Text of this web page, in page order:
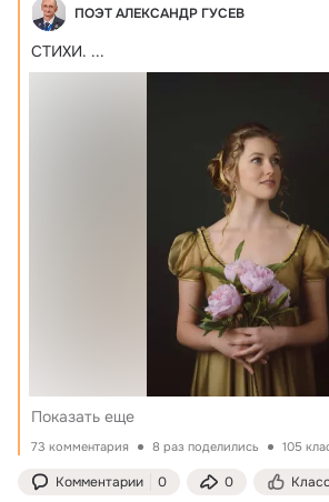
ПОЭТ АЛЕКСАНДР ГУСЕВ
СТИХИ. ...
Показать еще
73 комментария 8 раз поделились 105
Комментарии 0 0